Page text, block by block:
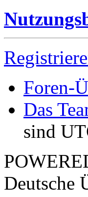
Foren-
Das
sind
Deutsche